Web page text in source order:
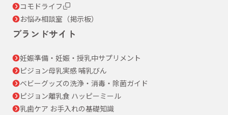
コモドライフ
お悩み相談室（掲示板）
ブランドサイト
妊娠準備・妊娠・授乳中サプリメント
ピジョン母乳実感 哺乳びん
ベビーグッズの洗浄・消毒・除菌ガイド
ピジョン離乳食 ハッピーミール
乳歯ケア お手入れの基礎知識